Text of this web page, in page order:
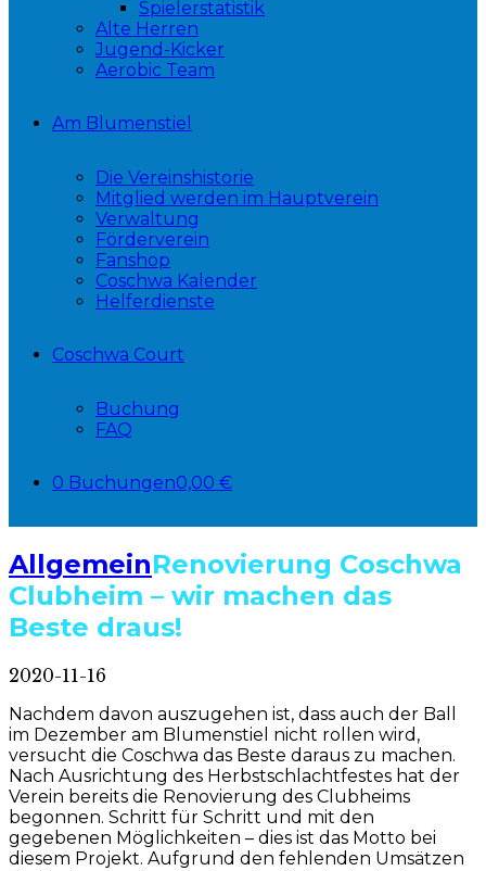
Spielerstatistik
Alte Herren
Jugend-Kicker
Aerobic Team
Am Blumenstiel
Die Vereinshistorie
Mitglied werden im Hauptverein
Verwaltung
Förderverein
Fanshop
Coschwa Kalender
Helferdienste
Coschwa Court
Buchung
FAQ
0 Buchungen0,00 €
AllgemeinRenovierung Coschwa
Clubheim – wir machen das
Beste draus!
2020-11-16
Nachdem davon auszugehen ist, dass auch der Ball
im Dezember am Blumenstiel nicht rollen wird,
versucht die Coschwa das Beste daraus zu machen.
Nach Ausrichtung des Herbstschlachtfestes hat der
Verein bereits die Renovierung des Clubheims
begonnen. Schritt für Schritt und mit den
gegebenen Möglichkeiten – dies ist das Motto bei
diesem Projekt. Aufgrund den fehlenden Umsätzen